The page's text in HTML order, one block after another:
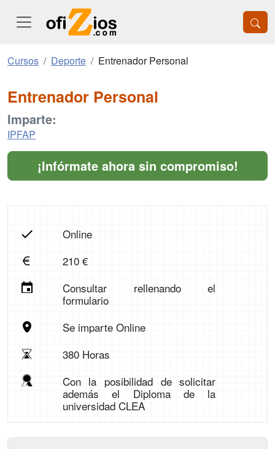
Cursos Deporte Entrenador Personal
Entrenador Personal
Imparte:
IPFAP
¡Infórmate ahora sin compromiso!
Online
210 €
Consultar rellenando el
formulario
Se imparte Online
380 Horas
Con la posibilidad de solicitar
además el Diploma de la
universidad CLEA